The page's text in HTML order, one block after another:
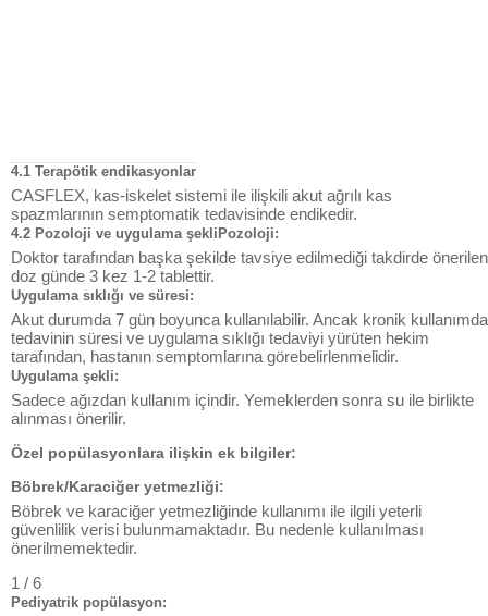
4.1 Terapötik endikasyonlar
CASFLEX, kas-iskelet sistemi ile ilişkili akut ağrılı kas
spazmlarının semptomatik tedavisinde endikedir.
4.2 Pozoloji ve uygulama şekliPozoloji:
Doktor tarafından başka şekilde tavsiye edilmediği takdirde önerilen
doz günde 3 kez 1-2 tablettir.
Uygulama sıklığı ve süresi:
Akut durumda 7 gün boyunca kullanılabilir. Ancak kronik kullanımda
tedavinin süresi ve uygulama sıklığı tedaviyi yürüten hekim
tarafından, hastanın semptomlarına görebelirlenmelidir.
Uygulama şekli:
Sadece ağızdan kullanım içindir. Yemeklerden sonra su ile birlikte
alınması önerilir.
Özel popülasyonlara ilişkin ek bilgiler:
Böbrek/Karaciğer yetmezliği:
Böbrek ve karaciğer yetmezliğinde kullanımı ile ilgili yeterli
güvenlilik verisi bulunmamaktadır. Bu nedenle kullanılması
önerilmemektedir.
1 / 6
Pediyatrik popülasyon: